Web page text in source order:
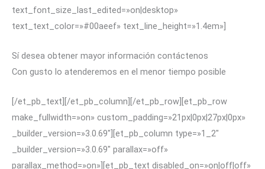
text_font_size_last_edited=»on|desktop»
text_text_color=»#00aeef» text_line_height=»1.4em»]
Sí desea obtener mayor información contáctenos
Con gusto lo atenderemos en el menor tiempo posible
[/et_pb_text][/et_pb_column][/et_pb_row][et_pb_row
make_fullwidth=»on» custom_padding=»21px|0px|27px|0px»
_builder_version=»3.0.69″][et_pb_column type=»1_2″
_builder_version=»3.0.69″ parallax=»off»
parallax_method=»on»][et_pb_text disabled_on=»on|off|off»